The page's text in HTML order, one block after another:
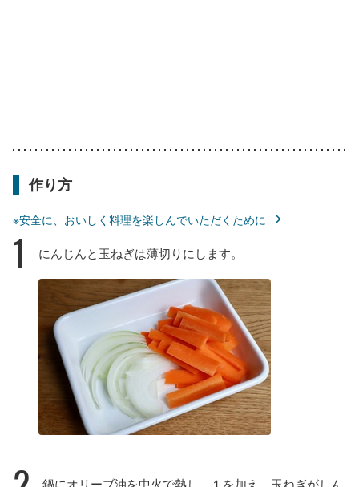
作り方
※安全に、おいしく料理を楽しんでいただくために
1 にんじんと玉ねぎは薄切りにします。
鍋にオリーブ油を中火で熱し、１を加え、玉ねぎがしん